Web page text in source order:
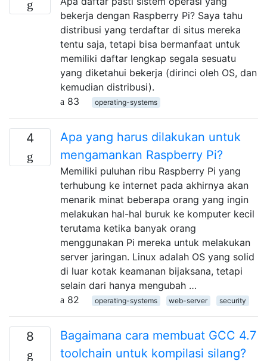
bekerja dengan Raspberry Pi? Saya tahu
distribusi yang terdaftar di situs mereka
tentu saja, tetapi bisa bermanfaat untuk
memiliki daftar lengkap segala sesuatu
yang diketahui bekerja (dirinci oleh OS, dan
kemudian distribusi).
83
operating-systems
4
Apa yang harus dilakukan untuk
mengamankan Raspberry Pi?
Memiliki puluhan ribu Raspberry Pi yang
terhubung ke internet pada akhirnya akan
menarik minat beberapa orang yang ingin
melakukan hal-hal buruk ke komputer kecil
terutama ketika banyak orang
menggunakan Pi mereka untuk melakukan
server jaringan. Linux adalah OS yang solid
di luar kotak keamanan bijaksana, tetapi
selain dari hanya mengubah …
82
operating-systems web-server security
8
Bagaimana cara membuat GCC 4.7
toolchain untuk kompilasi silang?